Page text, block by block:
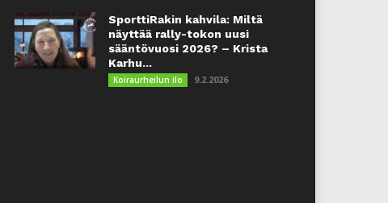
SporttiRakin kahvila: Miltä
näyttää rally-tokon uusi
sääntövuosi 2026? – Krista
Karhu...
Koiraurheilun ilo 9.2.2026